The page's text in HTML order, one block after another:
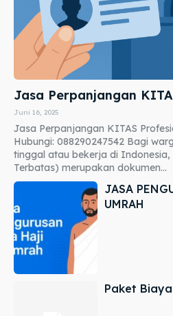
Jasa Perpanjangan
Juni 16, 2025
Jasa Perpanjangan KITAS
Hubungi: 088290247542 Bagi
tinggal atau bekerja di
Terbatas) merupakan dokumen...
JASA
UMRAH
Paket